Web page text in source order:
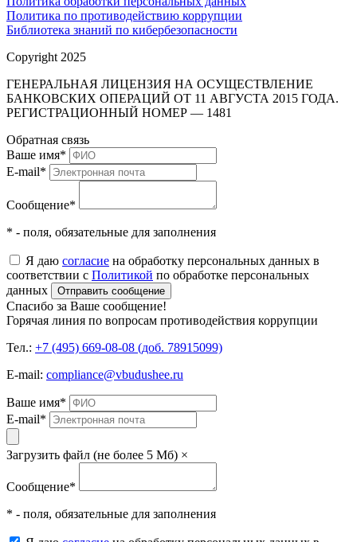
Политика по противодействию коррупции
Библиотека знаний по кибербезопасности
Copyright 2025
ГЕНЕРАЛЬНАЯ ЛИЦЕНЗИЯ НА ОСУЩЕСТВЛЕНИЕ
БАНКОВСКИХ ОПЕРАЦИЙ ОТ 11 АВГУСТА 2015 ГОДА.
РЕГИСТРАЦИОННЫЙ НОМЕР — 1481
Обратная связь
Ваше имя*
E-mail*
Сообщение*
* - поля, обязательные для заполнения
Я даю согласие на обработку персональных данных в
соответствии с Политикой по обработке персональных
данных
Отправить сообщение
Спасибо за Ваше сообщение!
Горячая линия по вопросам противодействия коррупции
Тел.: +7 (495) 669-08-08 (доб. 78915099)
E-mail: compliance@vbudushee.ru
Ваше имя*
E-mail*
Загрузить файл (не более 5 Мб) ×
Сообщение*
* - поля, обязательные для заполнения